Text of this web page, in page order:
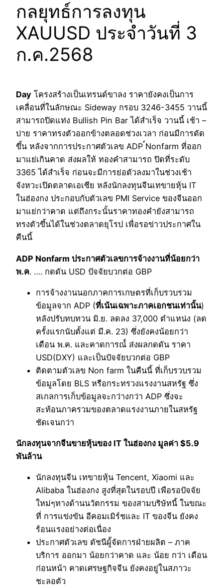
กลยุทธ์การลงทุน
XAUUSD ประจำวันที่ 3
ก.ค.2568
Day โครงสร้างเป็นเทรนด์ขาลง ราคายังคงเป็นการ
เคลื่อนที่ในลักษณะ Sideway กรอบ 3246-3455 วานนี้
สามารถปิดแท่ง Bullish Pin Bar ได้สำเร็จ วานนี้ เช้า –
บ่าย ราคาทรงตัวออกข้างตลอดช่วงเวลา ก่อนมีการดัด
ขึ้น หลังจากการประกาศตัวเลข ADP ์Nonfarm ที่ออก
มาแย่เกินคาด ส่งผลให้ ทองคำสามารถ ปิดที่ระดับ
3365 ได้สำเร็จ ก่อนจะมีการย่อตัวลงมาในช่วงเช้า
จังหวะเปิดตลาดเอเซีย หลังนักลงทุนจีนเทขายหุ้น IT
ในฮ่องกง ประกอบกับตัวเลข PMI Service ของจีนออก
มาแย่กว่าคาด แต่ถึงกระนั้นราคาทองคำยังสามารถ
ทรงตัวขึ้นได้ในช่วงตลาดยุโรป เพื่อรอข่าวประกาศใน
คืนนี้
ADP Nonfarm ประกาศตัวเลขการจ้างงานที่น้อยกว่า
พ.ค. …. กดดัน USD ปัจจัยบวกต่อ GBP
การจ้างงานนอกภาคการเกษตรที่เก็บรวบรวม
ข้อมูลจาก ADP (ที่เน้นเฉพาะภาคเอกชนเท่านั้น)
หลังปรับทบทวน มิ.ย. ลดลง 37,000 ตำแหน่ง (ลด
ครั้งแรกนับตั้งแต่ มี.ค. 23) ซึ่งยังคงน้อยกว่า
เดือน พ.ค. และคาดการณ์์ ส่งผลกดดัน ราคา
USD(DXY) และเป็นปัจจัยบวกต่อ GBP
ติดตามตัวเลข Non farm ในคืนนี้ ที่เก็บรวบรวม
ข้อมูลโดย BLS หรือกระทรวงแรงงานสหรัฐ ซึ่ง
สเกลการเก็บข้อมูลจะกว่างกว่า ADP ซึ่งจะ
สะท้อนภาครวมของตลาดแรงงานภายในสหรัฐ
ชัดเจนกว่า
นักลงทุนจากจีนขายหุ้นของ IT ในฮ่องกง มูลค่า $5.9
พันล้าน
นักลงทุนจีน เทขายหุ้น Tencent, Xiaomi และ
Alibaba ในฮ่องกง สูงที่สุดในรอบปี เพือรอปัจจัย
ใหม่ๆทางด้านนวัตกรรม ของสามบริษัทนี้ ในขณะ
ที่ การแข่งขัน อีคอมเมิร์ชและ IT ของจีน ยังคง
ร้อนแรงอย่างต่อเนื่อง
ประกาศตัวเลข ดัชนีผู้้จัดการฝ่ายผลิต – ภาค
บริการ ออกมา น้อยกว่าคาด และ น้อย กว่า เดือน
ก่อนหน้า คาดเศรษฐกิจจีน ยังคงอยู่ในสภาวะ
ชะลอตัว